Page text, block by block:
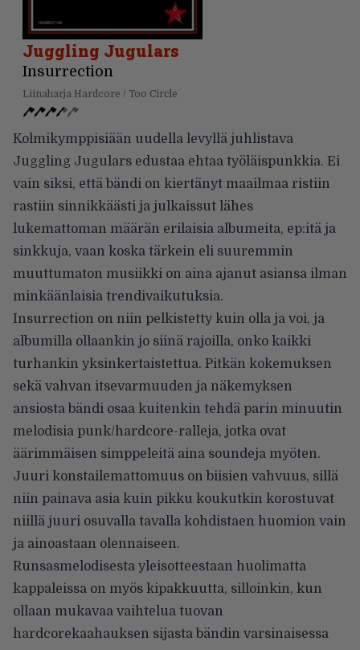
Juggling Jugulars
Insurrection
Liinaharja Hardcore / Too Circle
Kolmikymppisiään uudella levyllä juhlistava
Juggling Jugulars edustaa ehtaa työläispunkkia. Ei
vain siksi, että bändi on kiertänyt maailmaa ristiin
rastiin sinnikkäästi ja julkaissut lähes
lukemattoman määrän erilaisia albumeita, ep:itä ja
sinkkuja, vaan koska tärkein eli suuremmin
muuttumaton musiikki on aina ajanut asiansa ilman
minkäänlaisia trendivaikutuksia.
Insurrection on niin pelkistetty kuin olla ja voi, ja
albumilla ollaankin jo siinä rajoilla, onko kaikki
turhankin yksinkertaistettua. Pitkän kokemuksen
sekä vahvan itsevarmuuden ja näkemyksen
ansiosta bändi osaa kuitenkin tehdä parin minuutin
melodisia punk/hardcore-ralleja, jotka ovat
äärimmäisen simppeleitä aina soundeja myöten.
Juuri konstailemattomuus on biisien vahvuus, sillä
niin painava asia kuin pikku koukutkin korostuvat
niillä juuri osuvalla tavalla kohdistaen huomion vain
ja ainoastaan olennaiseen.
Runsasmelodisesta yleisotteestaan huolimatta
kappaleissa on myös kipakkuutta, silloinkin, kun
ollaan mukavaa vaihtelua tuovan
hardcorekaahauksen sijasta bändin varsinaisessa